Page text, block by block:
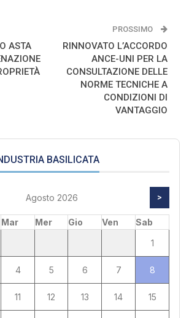
ASTA
PROSSIMO
RINNOVATO L’ACCORDO
ANCE-UNI PER LA
CONSULTAZIONE DELLE
NORME TECNICHE A
CONDIZIONI DI
VANTAGGIO
BASILICATA
Agosto 2026 >
Mar Mer Gio Ven
Sab
1
4 5 6 7 8
11 12 13 14 15